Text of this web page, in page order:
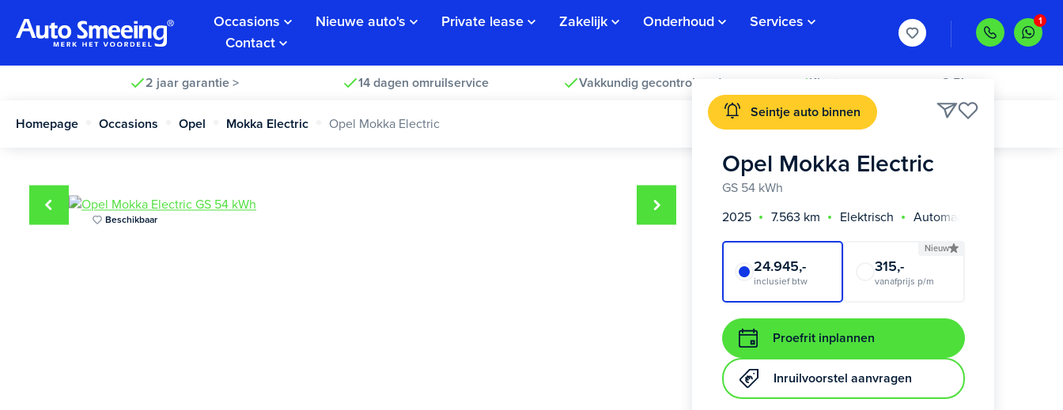
Occasions Nieuwe auto's Private lease Zakelijk Onderhoud
Services
Contact
2 jaar garantie > 14 dagen omruilservice Vakkundig gecontroleerd > Klanten geven ons een 8,5!
Homepage Occasions Opel Mokka Electric Opel Mokka Electric
Beschikbaar
Seintje auto binnen
Opel Mokka Electric
GS 54 kWh
2025
7.563 km Elektrisch Automaat
24.945,-
inclusief btw
Nieuw
315,-
vanafprijs p/m
Proefrit inplannen
Inruilvoorstel aanvragen